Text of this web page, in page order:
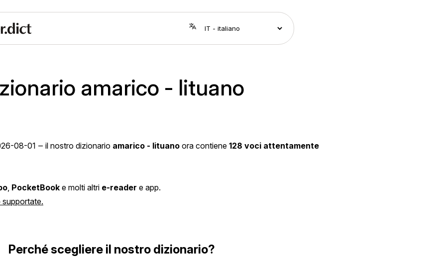
amarico - lituano
08-01 ‒ il nostro dizionario amarico - lituano ora contiene 128 voci attentamente
PocketBook e molti altri e-reader e app.
supportate.
Perché scegliere il nostro dizionario?